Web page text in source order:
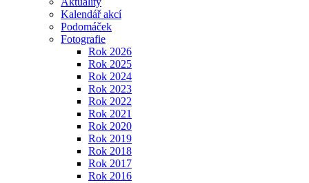
Kalendář akcí
Podomáček
Fotografie
Rok 2026
Rok 2025
Rok 2024
Rok 2023
Rok 2022
Rok 2021
Rok 2020
Rok 2019
Rok 2018
Rok 2017
Rok 2016